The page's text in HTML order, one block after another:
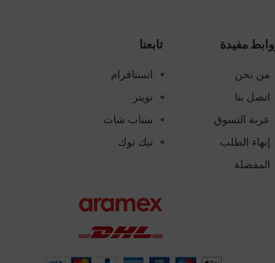
مفيدة
من نحن
اتصل بنا
عربة التسوق
إنهاء الطلب
المفضلة
تابعنا
انستاقرام
تويتر
سناب شات
تيك توك